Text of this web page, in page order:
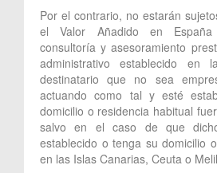
Por el contrario, no estarán
el Valor Añadido en
consultoría y asesoramiento
administrativo establecido en
destinatario que no sea
actuando como tal y esté
domicilio o residencia habitual
salvo en el caso de que
establecido o tenga su domicilio
en las Islas Canarias, Ceuta o